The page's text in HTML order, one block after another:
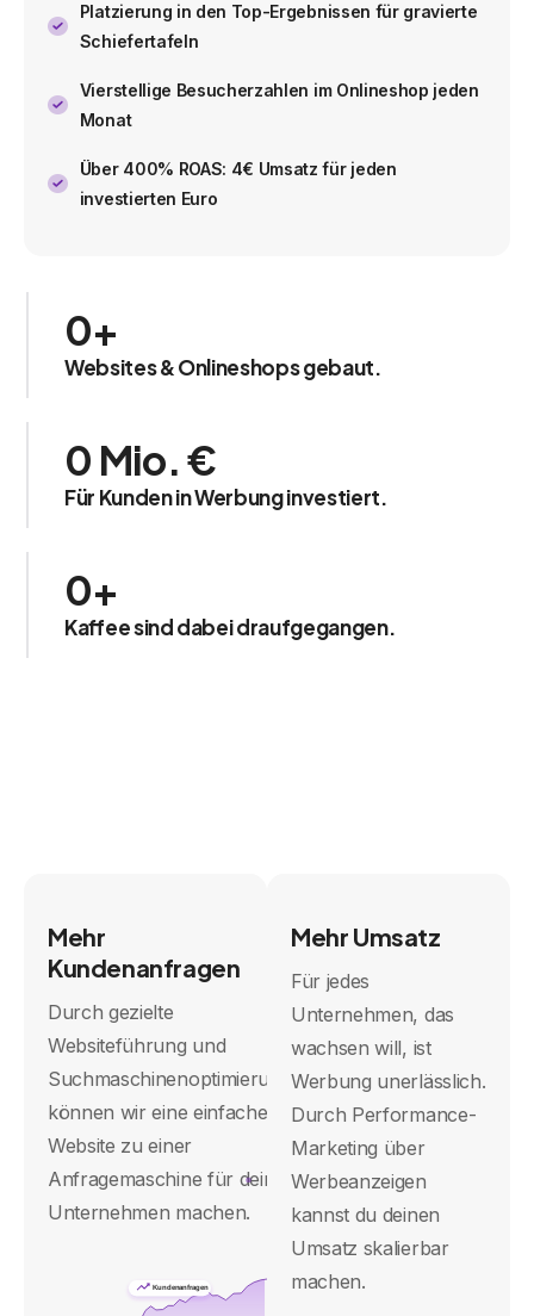
Platzierung in den Top-Ergebnissen für gravierte
Schiefertafeln
Vierstellige Besucherzahlen im Onlineshop jeden
Monat
Über 400% ROAS: 4€ Umsatz für jeden
investierten Euro
0+
Websites & Onlineshops gebaut.
0 Mio. €
Für Kunden in Werbung investiert.
0+
Kaffee sind dabei draufgegangen.
Mehr
Kundenanfragen
Durch gezielte
Websiteführung und
Suchmaschinenoptimierung
können wir eine einfache
Website zu einer
Anfragemaschine für dein
Unternehmen machen.
Kundenanfragen
Mehr Umsatz
Für jedes
Unternehmen, das
wachsen will, ist
Werbung unerlässlich.
Durch Performance-
Marketing über
Werbeanzeigen
kannst du deinen
Umsatz skalierbar
machen.